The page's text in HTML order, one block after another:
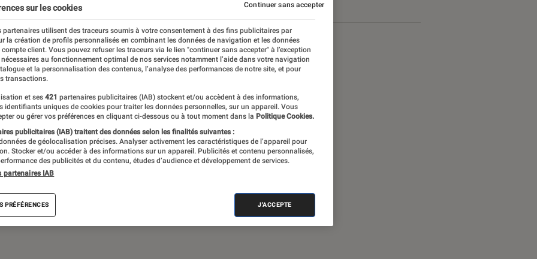
audio, objets connectés… l’Éclaireur
l’actualité Tech décryptée, de nombreux
des tests de produits, réalisés par le
sur les cookies
partenaires utilisent des traceurs soumis à votre consentement à des fins publicitaires par
la création de profils personnalisés en combinant les données de navigation et les données
compte client. Vous pouvez refuser les traceurs via le lien "continuer sans accepter" à l’exception
au fonctionnement optimal de nos services notamment l’aide dans votre navigation
et la personnalisation des contenus, l’analyse des performances de notre site, et pour
transactions.
et ses 421 partenaires publicitaires (IAB) stockent et/ou accèdent à des informations,
identifiants uniques de cookies pour traiter les données personnelles, sur un appareil. Vous
ou gérer vos préférences en cliquant ci-dessous ou à tout moment dans la Politique Cookies.
publicitaires (IAB) traitent des données selon les finalités suivantes :
de géolocalisation précises. Analyser activement les caractéristiques de l’appareil pour
Stocker et/ou accéder à des informations sur un appareil. Publicités et contenu personnalisés,
des publicités et du contenu, études d’audience et développement de services.
partenaires IAB
PRÉFÉRENCES J'ACCEPTE
Continuer sans accepter